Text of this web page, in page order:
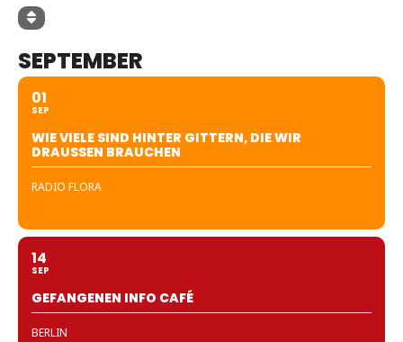
SEPTEMBER
01
SEP
WIE VIELE SIND HINTER GITTERN, DIE WIR
DRAUSSEN BRAUCHEN
RADIO FLORA
14
SEP
GEFANGENEN INFO CAFÉ
BERLIN